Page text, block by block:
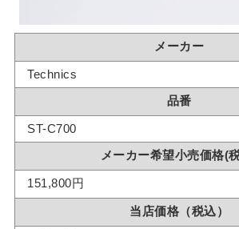
メーカー
Technics
品番
ST-C700
メーカー希望小売価格(
151,800円
当店価格（税込）